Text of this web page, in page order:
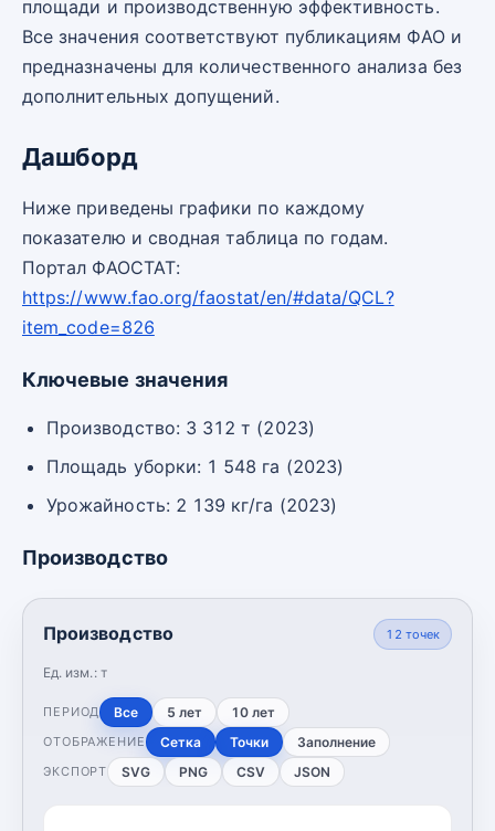
площади и производственную эффективность.
Все значения соответствуют публикациям ФАО и
предназначены для количественного анализа без
дополнительных допущений.
Дашборд
Ниже приведены графики по каждому
показателю и сводная таблица по годам.
Портал ФАОСТАТ:
https://www.fao.org/faostat/en/#data/QCL?
item_code=826
Ключевые значения
Производство: 3 312 т (2023)
Площадь уборки: 1 548 га (2023)
Урожайность: 2 139 кг/га (2023)
Производство
Производство
Ед. изм.: т
12 точек
ПЕРИОД Все 5 лет 10 лет
ОТОБРАЖЕНИЕ Сетка Точки Заполнение
ЭКСПОРТ SVG PNG CSV JSON